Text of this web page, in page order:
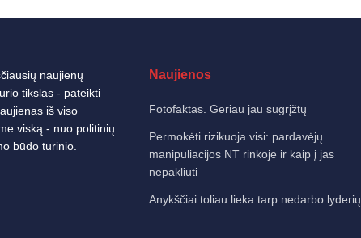
naujienų
tikslas - pateikti
iš viso
viską - nuo politinių
būdo turinio.
Naujienos
Fotofaktas. Geriau jau sugrįžtų
Permokėti rizikuoja visi: pardavėjų
manipuliacijos NT rinkoje ir kaip į jas
nepakliūti
Anykščiai toliau lieka tarp nedarbo lyderių